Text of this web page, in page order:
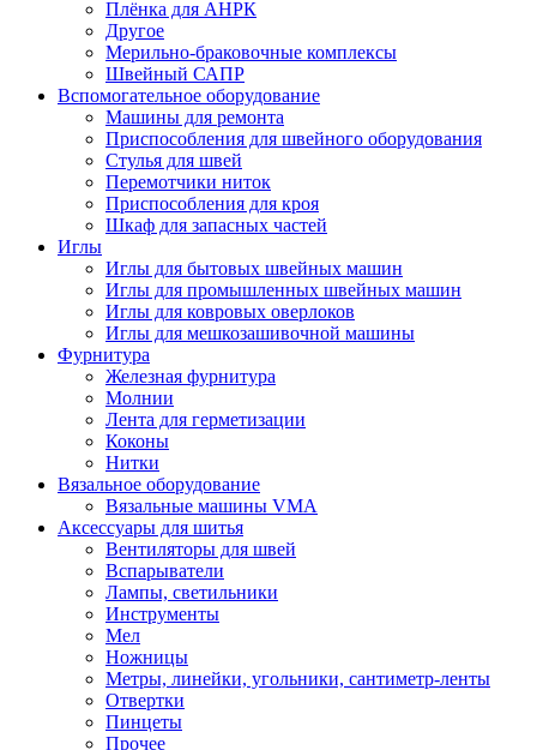
Плёнка для АНРК
Другое
Мерильно-браковочные комплексы
Швейный САПР
Вспомогательное оборудование
Машины для ремонта
Приспособления для швейного оборудования
Стулья для швей
Перемотчики ниток
Приспособления для кроя
Шкаф для запасных частей
Иглы
Иглы для бытовых швейных машин
Иглы для промышленных швейных машин
Иглы для ковровых оверлоков
Иглы для мешкозашивочной машины
Фурнитура
Железная фурнитура
Молнии
Лента для герметизации
Коконы
Нитки
Вязальное оборудование
Вязальные машины VMA
Аксессуары для шитья
Вентиляторы для швей
Вспарыватели
Лампы, светильники
Инструменты
Мел
Ножницы
Метры, линейки, угольники, сантиметр-ленты
Отвертки
Пинцеты
Прочее